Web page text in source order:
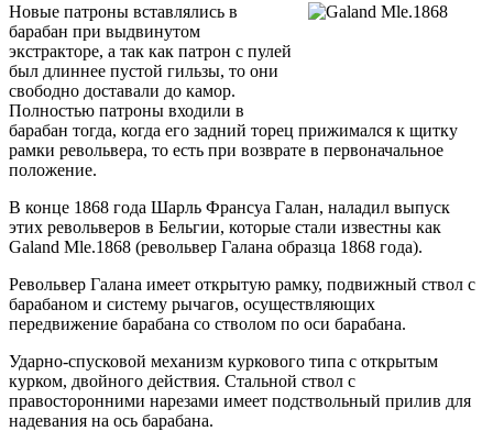
Новые патроны вставлялись в
барабан при выдвинутом
экстракторе, а так как патрон с пулей
был длиннее пустой гильзы, то они
свободно доставали до камор.
Полностью патроны входили в
барабан тогда, когда его задний торец прижимался к щитку
рамки револьвера, то есть при возврате в первоначальное
положение.
В конце 1868 года Шарль Франсуа Галан, наладил выпуск
этих револьверов в Бельгии, которые стали известны как
Galand Mle.1868 (револьвер Галана образца 1868 года).
Револьвер Галана имеет открытую рамку, подвижный ствол с
барабаном и систему рычагов, осуществляющих
передвижение барабана со стволом по оси барабана.
Ударно-спусковой механизм куркового типа с открытым
курком, двойного действия. Стальной ствол с
правосторонними нарезами имеет подствольный прилив для
надевания на ось барабана.